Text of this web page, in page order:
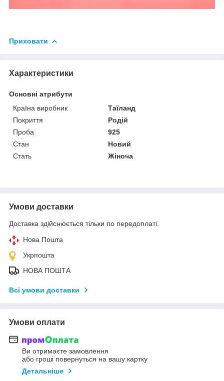
Приховати
Характеристики
Основні атрибути
Країна виробник
Таїланд
Покриття
Родій
Проба
925
Стан
Новий
Стать
Жіноча
Умови доставки
Доставка здійснюється тільки по передоплаті.
Нова Пошта
Укрпошта
НОВА ПОШТА
Всі умови доставки
Умови оплати
Ви отримаєте замовлення
або гроші повернуться на вашу картку
Детальніше